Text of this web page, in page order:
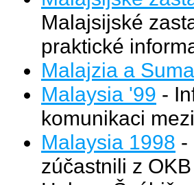
Malajsijské
praktické
Malajzia a
Malaysia '99 -
komunikaci
Malaysia 1998 -
zúčastnili z